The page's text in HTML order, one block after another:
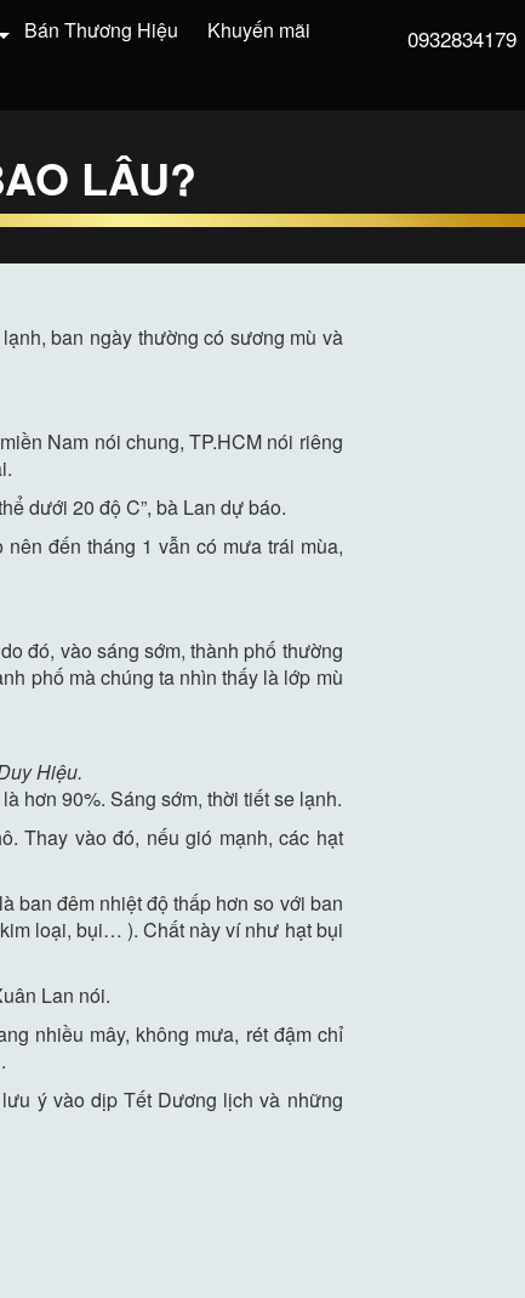
0932834179
Bán Thương Hiệu
Khuyến mãi
LÂU?
ban ngày thường có sương mù và
Nam nói chung, TP.HCM nói riêng
dưới 20 độ C”, bà Lan dự báo.
đến tháng 1 vẫn có mưa trái mùa,
đó, vào sáng sớm, thành phố thường
phố mà chúng ta nhìn thấy là lớp mù
Hiệu.
hơn 90%. Sáng sớm, thời tiết se lạnh.
Thay vào đó, nếu gió mạnh, các hạt
ban đêm nhiệt độ thấp hơn so với ban
loại, bụi… ). Chất này ví như hạt bụi
Lan nói.
nhiều mây, không mưa, rét đậm chỉ
ý vào dịp Tết Dương lịch và những